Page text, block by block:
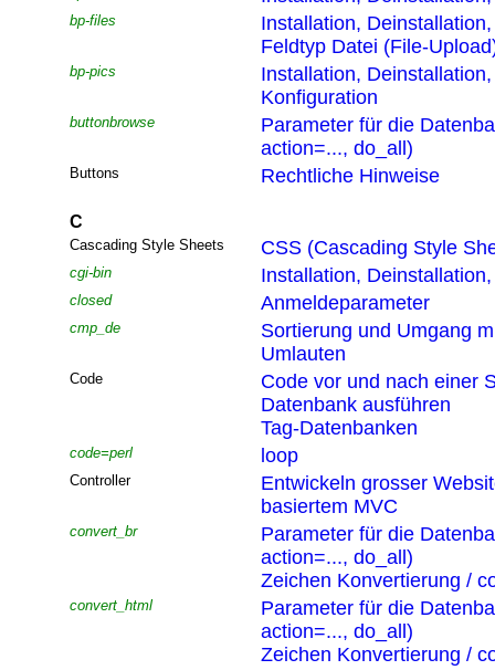
bp-files
Installation,
Feldtyp Datei (File-
bp-pics
Installation,
Konfiguration
buttonbrowse
Parameter für die
action=..., do_all)
Buttons Rechtliche Hinweise
C
Cascading Style Sheets CSS (Cascading Style
cgi-bin Installation,
closed Anmeldeparameter
cmp_de
Sortierung und Umgang
Umlauten
Code
Code vor und nach einer
Datenbank ausführen
Tag-Datenbanken
code=perl loop
Controller
Entwickeln grosser
basiertem MVC
convert_br
Parameter für die
action=..., do_all)
Zeichen Konvertierung /
convert_html
Parameter für die
action=..., do_all)
Zeichen Konvertierung /